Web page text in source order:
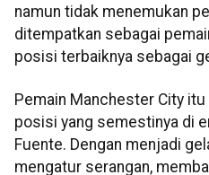
namun tidak menemukan
ditempatkan sebagai
posisi terbaiknya sebagai
Pemain Manchester City
posisi yang semestinya di
Fuente. Dengan menjadi
mengatur serangan,